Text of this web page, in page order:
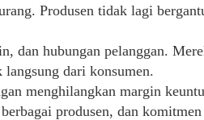
Produsen tidak lagi
dan hubungan pelanggan.
langsung dari konsumen.
menghilangkan margin
produsen, dan komitmen